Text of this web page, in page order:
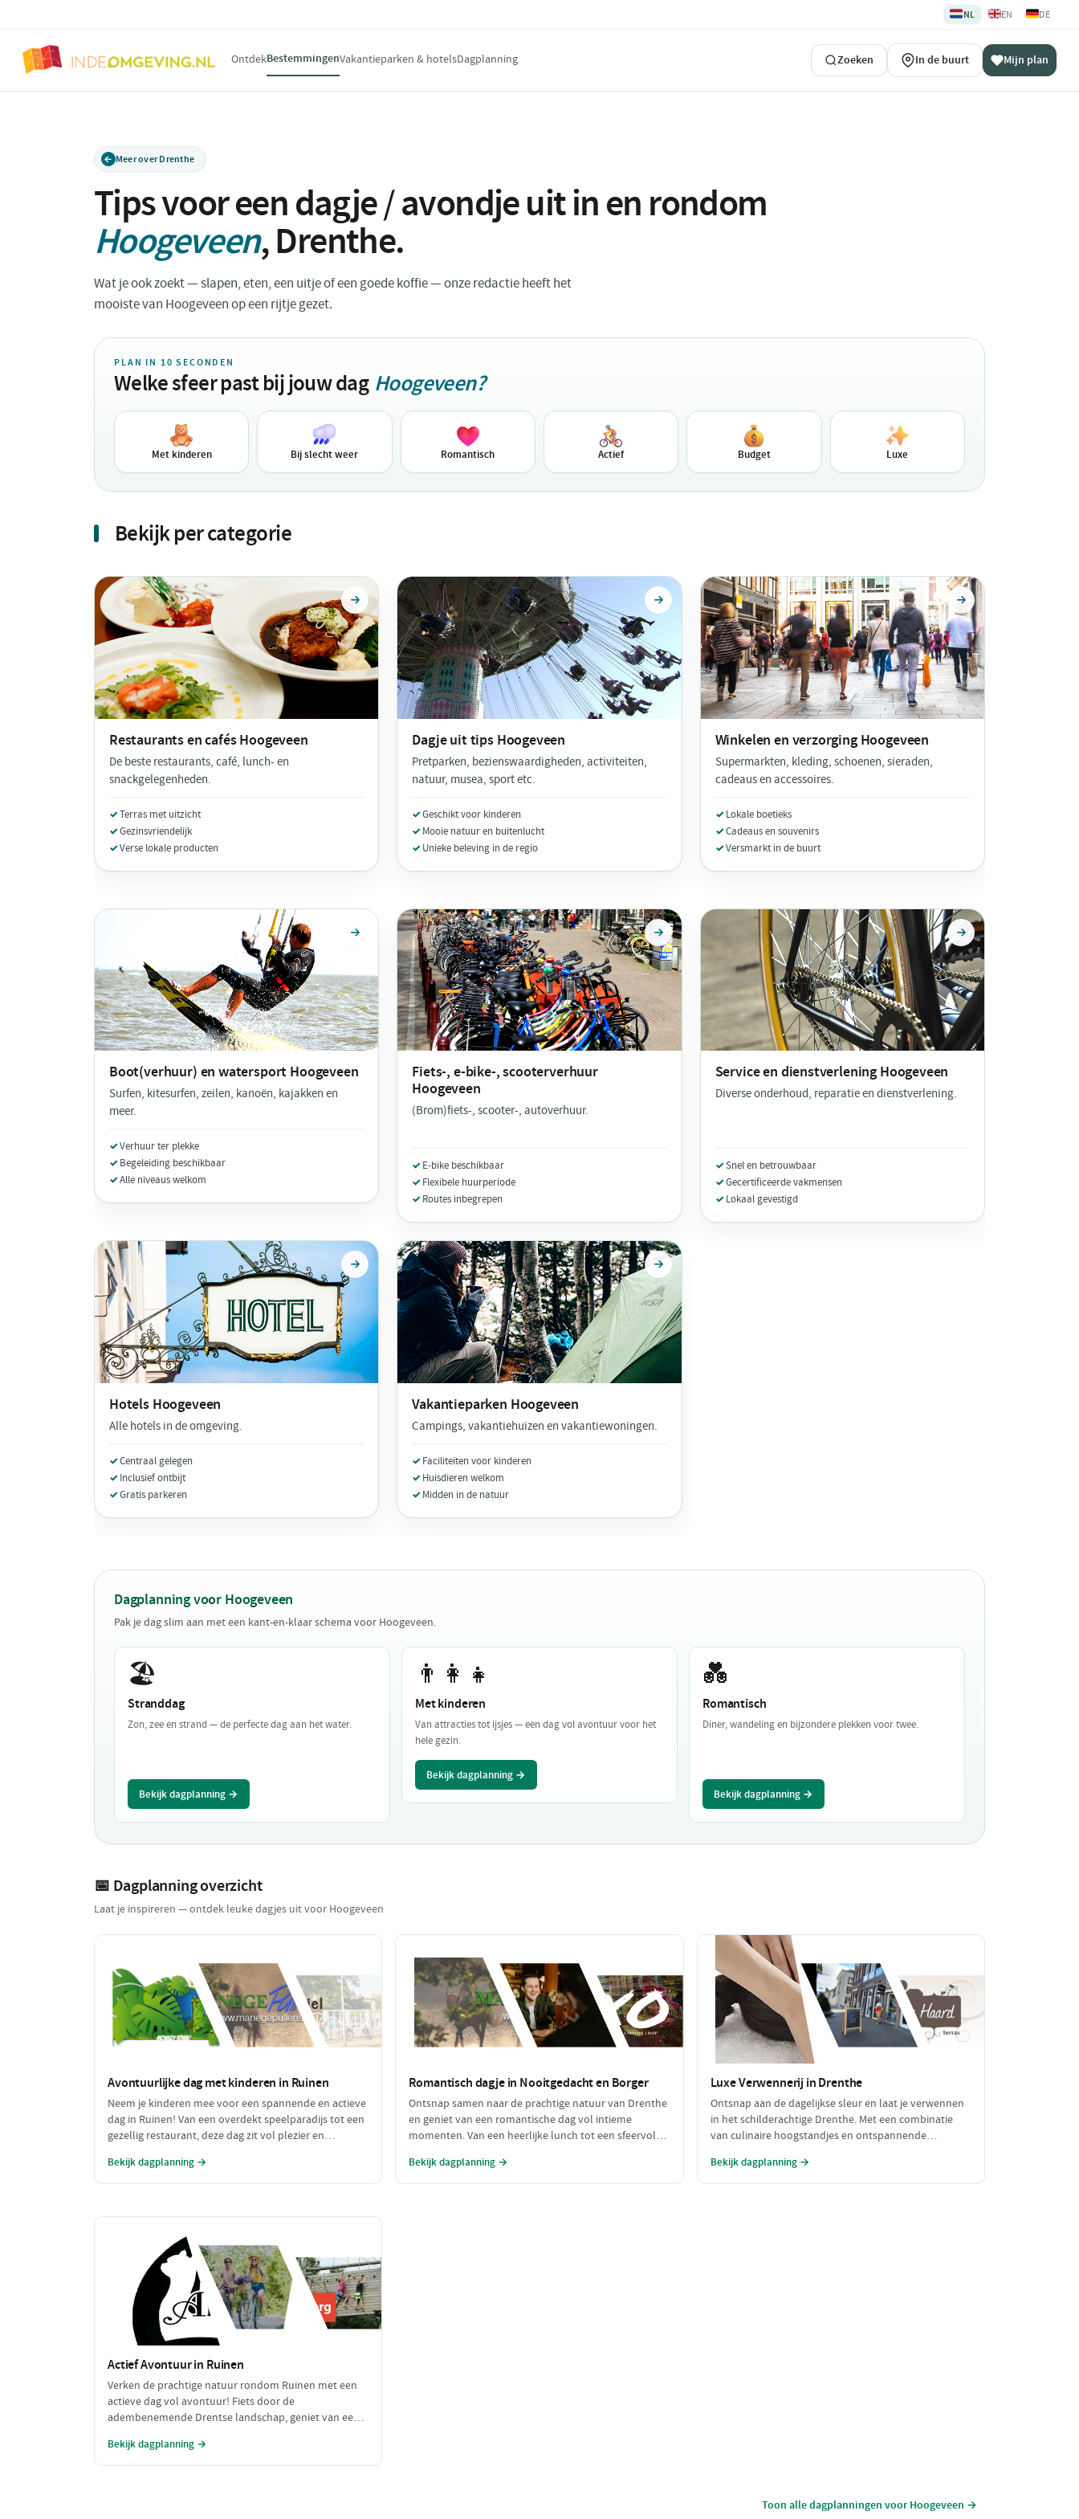
🇳🇱NL 🇬🇧EN 🇩🇪DE
OntdekBestemmingenVakantieparken & hotelsDagplanning Zoeken In de buurt Mijn plan
Meer over Drenthe
Tips voor een dagje / avondje uit in en rondom
Hoogeveen,Drenthe.
Wat je ook zoekt — slapen, eten, een uitje of een goede koffie — onze redactie heeft het
mooiste van Hoogeveen op een rijtje gezet.
PLAN IN 10 SECONDEN
Welke sfeer past bij jouw dag Hoogeveen?
Met kinderen Bij slecht weer Romantisch Actief Budget Luxe
Bekijk per categorie
Restaurants en cafésHoogeveen
De beste restaurants, café, lunch- en
snackgelegenheden.
Terras met uitzicht
Gezinsvriendelijk
Verse lokale producten
Dagje uit tips Hoogeveen
Pretparken, bezienswaardigheden, activiteiten,
natuur, musea, sport etc.
Geschikt voor kinderen
Mooie natuur en buitenlucht
Unieke beleving in de regio
Winkelen en verzorging Hoogeveen
Supermarkten, kleding, schoenen, sieraden,
cadeaus en accessoires.
Lokale boetieks
Cadeaus en souvenirs
Versmarkt in de buurt
Boot(verhuur) en watersport Hoogeveen
Surfen, kitesurfen, zeilen, kanoën, kajakken en
meer.
Verhuur ter plekke
Begeleiding beschikbaar
Alle niveaus welkom
Fiets-, e-bike-, scooterverhuur
Hoogeveen
(Brom)fiets-, scooter-, autoverhuur.
E-bike beschikbaar
Flexibele huurperiode
Routes inbegrepen
Service en dienstverlening Hoogeveen
Diverse onderhoud, reparatie en dienstverlening.
Snel en betrouwbaar
Gecertificeerde vakmensen
Lokaal gevestigd
Hotels Hoogeveen
Alle hotels in de omgeving.
Centraal gelegen
Inclusief ontbijt
Gratis parkeren
Vakantieparken Hoogeveen
Campings, vakantiehuizen en vakantiewoningen.
Faciliteiten voor kinderen
Huisdieren welkom
Midden in de natuur
Dagplanning voor Hoogeveen
Pak je dag slim aan met een kant-en-klaar schema voor Hoogeveen.
🏖️
Stranddag
Zon, zee en strand — de perfecte dag aan het water.
Bekijk dagplanning →
👨‍👩‍👧
Met kinderen
Van attracties tot ijsjes — een dag vol avontuur voor het
hele gezin.
Bekijk dagplanning →
💑
Romantisch
Diner, wandeling en bijzondere plekken voor twee.
Bekijk dagplanning →
📅 Dagplanning overzicht
Laat je inspireren — ontdek leuke dagjes uit voor Hoogeveen
Avontuurlijke dag met kinderen in Ruinen
Neem je kinderen mee voor een spannende en actieve
dag in Ruinen! Van een overdekt speelparadijs tot een
gezellig restaurant, deze dag zit vol plezier en
herinneringen willen maken!
Bekijk dagplanning →
Romantisch dagje in Nooitgedacht en Borger
Ontsnap samen naar de prachtige natuur van Drenthe
en geniet van een romantische dag vol intieme
momenten. Van een heerlijke lunch tot een sfeervol
naar verbinding en verwondering.
Bekijk dagplanning →
Luxe Verwennerij in Drenthe
Ontsnap aan de dagelijkse sleur en laat je verwennen
in het schilderachtige Drenthe. Met een combinatie
van culinaire hoogstandjes en ontspannende
gelegenheid om jezelf en je dierbaren in de watten te
Bekijk dagplanning →
Actief Avontuur in Ruinen
Verken de prachtige natuur rondom Ruinen met een
actieve dag vol avontuur! Fiets door de
adembenemende Drentse landschap, geniet van een
heerlijke maaltijd. Perfect voor avontuurlijke zielen!
Bekijk dagplanning →
Toon alle dagplanningen voor Hoogeveen →